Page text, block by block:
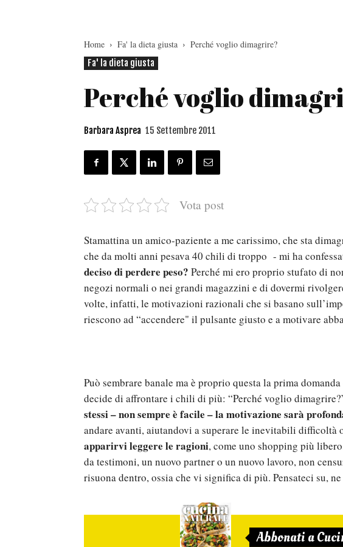
Home Fa' la dieta giusta
Perché voglio dimagrire?
Fa' la dieta giusta
Perché voglio
Barbara Asprea 15 Settembre 2011
Vota post
Stamattina un amico-paziente a me carissimo, che sta
che da molti anni pesava 40 chili di troppo - mi ha
deciso di perdere peso? Perché mi ero proprio stufato di
negozi normali o nei grandi magazzini e di dovermi
volte, infatti, le motivazioni razionali che si basano
riescono ad “accendere" il pulsante giusto e a motivare
Può sembrare banale ma è proprio questa la prima
decide di affrontare i chili di più: “Perché voglio
stessi – non sempre è facile – la motivazione sarà
andare avanti, aiutandovi a superare le inevitabili difficoltà
apparirvi leggere le ragioni, come uno shopping più
da testimoni, un nuovo partner o un nuovo lavoro, non
risuona dentro, ossia che vi significa di più. Pensateci su,
Abbonati a